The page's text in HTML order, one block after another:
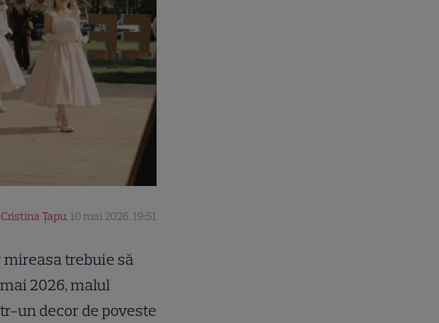
Cristina Țapu, 10 mai 2026, 19:51
mireasa trebuie să
2026, malul
un decor de poveste